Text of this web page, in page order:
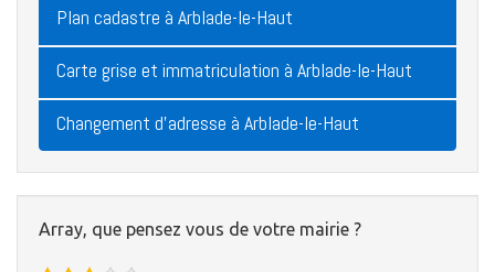
Plan cadastre à Arblade-le-Haut
Carte grise et immatriculation à Arblade-le-Haut
Changement d'adresse à Arblade-le-Haut
Array, que pensez vous de votre mairie ?